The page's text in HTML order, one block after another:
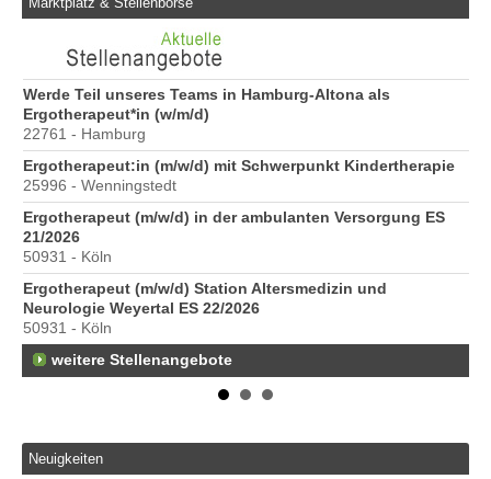
Werde Teil unseres Teams in Hamburg-Altona als
Ergotherapeut*in (w/m/d)
22761 - Hamburg
Ergotherapeut:in (m/w/d) mit Schwerpunkt Kindertherapie
25996 - Wenningstedt
Ergotherapeut (m/w/d) in der ambulanten Versorgung ES
21/2026
50931 - Köln
Ergotherapeut (m/w/d) Station Altersmedizin und
Neurologie Weyertal ES 22/2026
50931 - Köln
weitere Stellenangebote
Neuigkeiten